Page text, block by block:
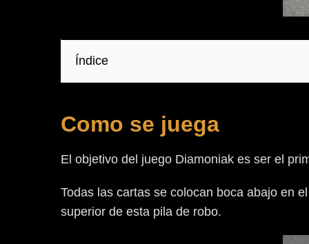
Índice
Como se juega
El objetivo del juego Diamoniak es ser el
Todas las cartas se colocan boca abajo en
superior de esta pila de robo.